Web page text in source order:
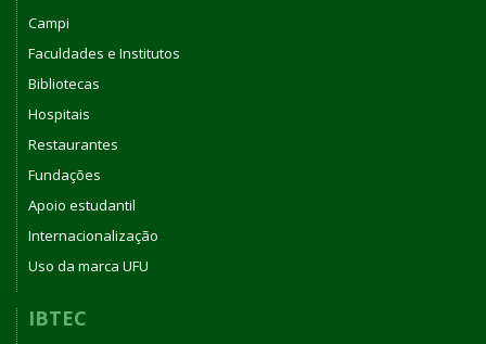
Campi
Faculdades e Institutos
Bibliotecas
Hospitais
Restaurantes
Fundações
Apoio estudantil
Internacionalização
Uso da marca UFU
IBTEC